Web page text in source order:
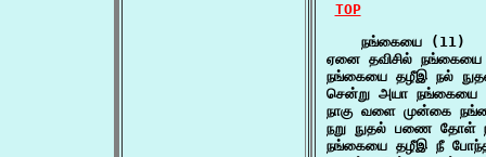
TOP
    நங்கையை (11)
ஏனை தவிசில்
நங்கையை தழீஇ நல்
சென்று அயா
நாகு வளை முன்கை
நறு நுதல் பணை
நங்கையை தழீஇ நீ